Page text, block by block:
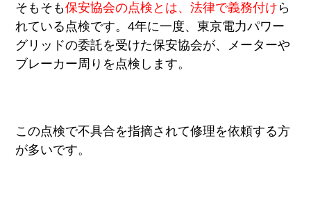
そもそも保安協会の点検とは、法律で義務付け ら
れている点検です。4年に一度、東京電力パワー
グリッドの委託を受けた保安協会が、メーターや
ブレーカー周りを点検します。
この点検で不具合を指摘されて修理を依頼する方
が多いです。